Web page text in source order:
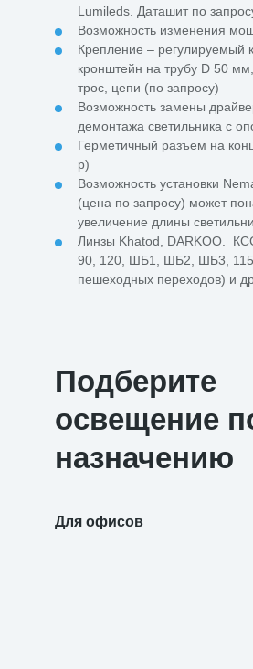
Lumileds. Даташит по
Возможность изменения
Крепление – регулируемый
кронштейн на трубу D 50
трос, цепи (по запросу)
Возможность замены
демонтажа светильника с
Герметичный разъем на
р)
Возможность установки
(цена по запросу) может
увеличение длины
Линзы Khatod, DARKOO.
90, 120, ШБ1, ШБ2, ШБ3,
пешеходных переходов) и
Подберите
освещение
назначению
Для офисов